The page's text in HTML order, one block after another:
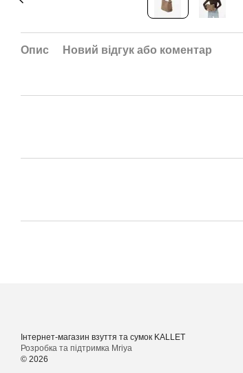
Опис Новий відгук або коментар
Інтернет-магазин взуття та сумок KALLET
Розробка та підтримка Mriya
© 2026